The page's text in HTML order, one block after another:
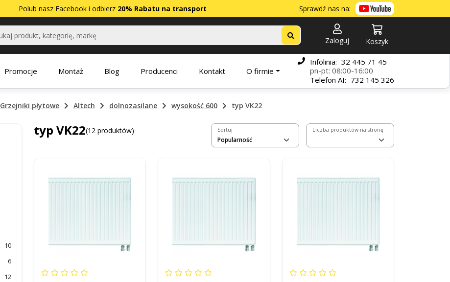
Polub nasz Facebook i odbierz 20% Rabatu na transport Sprawdź nas na:
Zaloguj Koszyk
Promocje Montaż Blog Producenci Kontakt O firmie
Infolinia: 32 445 71 45
pn-pt: 08:00-16:00
Telefon AI: 732 145 326
Grzejniki płytowe Altech dolnozasilane wysokość 600 typ VK22
10
6
12
typ VK22(12 produktów) Sortuj Liczba produktów na stronę